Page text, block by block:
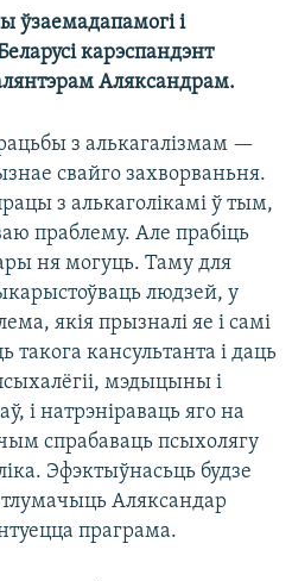
ўзаемадапамогі і
карэспандэнт
Аляксандрам.
з алькагалізмам —
свайго захворваньня.
з алькаголікамі ў тым,
праблему. Але прабіць
ня могуць. Таму для
людзей, у
якія прызналі яе і самі
такога кансультанта і даць
мэдыцыны і
і натрэніраваць яго на
спрабаваць псыхолягу
Эфэктыўнасьць будзе
Аляксандар
праграма.